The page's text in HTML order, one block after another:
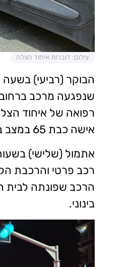
צילום: דוברות איחוד הצלה
שנפגעה מרכב
רפואה של איחוד
אישה כבת 65 במצב בינוני עם חבלת ראש, ולבית החולים וולפסון, את נהגת הרכב במצב קל.
אתמול (שלישי)
רכב פרטי והרכבת
הרכב שפונתה לבית
בינוני.